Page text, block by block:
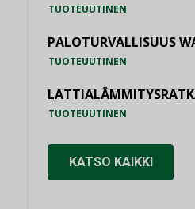
TUOTEUUTINEN
PALOTURVALLISUUS
TUOTEUUTINEN
TUOTEUUTINEN
KATSO KAIKKI